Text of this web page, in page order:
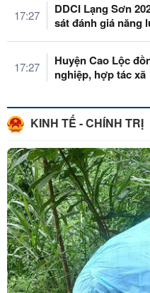
17:27
DDCI Lạng Sơn
sát đánh giá năng
17:27
Huyện Cao Lộc
nghiệp, hợp tác xã
KINH TẾ - CHÍNH TRỊ